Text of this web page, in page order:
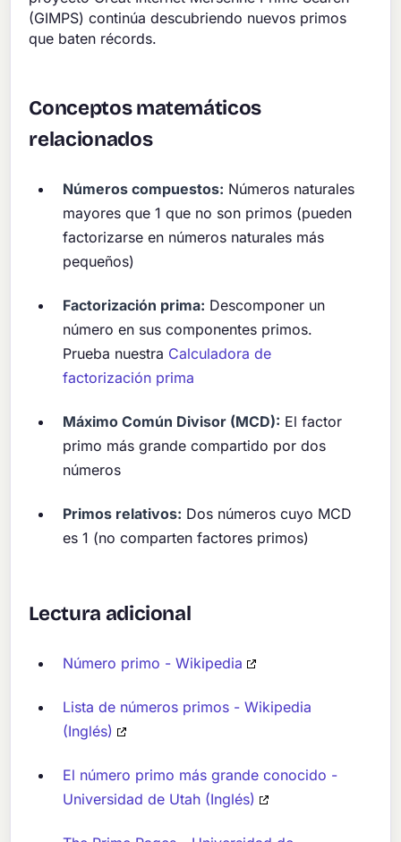
(GIMPS) continúa descubriendo nuevos primos
que baten récords.
Conceptos matemáticos
relacionados
Números compuestos: Números naturales
mayores que 1 que no son primos (pueden
factorizarse en números naturales más
pequeños)
Factorización prima: Descomponer un
número en sus componentes primos.
Prueba nuestra Calculadora de
factorización prima
Máximo Común Divisor (MCD): El factor
primo más grande compartido por dos
números
Primos relativos: Dos números cuyo MCD
es 1 (no comparten factores primos)
Lectura adicional
Número primo - Wikipedia
Lista de números primos - Wikipedia
(Inglés)
El número primo más grande conocido -
Universidad de Utah (Inglés)